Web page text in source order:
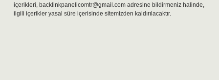
içerikleri, backlinkpanelicomtr@gmail.com adresine bildirmeniz halinde,
ilgili içerikler yasal süre içerisinde sitemizden kaldırılacaktır.